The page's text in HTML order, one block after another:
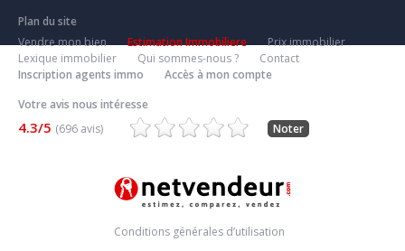
Plan du site
Vendre mon bien
Estimation Immobiliere
Prix immobilier
Lexique immobilier
Qui sommes-nous ?
Contact
Inscription agents immo
Accès à mon compte
Votre avis nous intéresse
4.3/5 (696 avis) Noter
Conditions générales d’utilisation